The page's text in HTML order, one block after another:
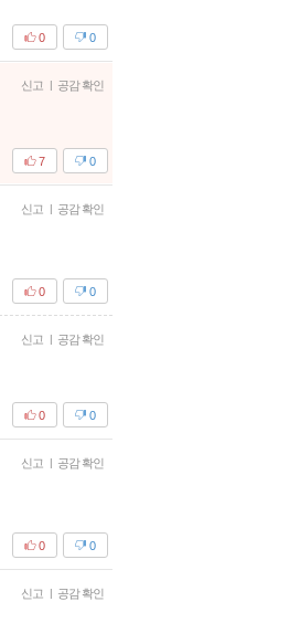
0
0
신고 | 공감 확인
0
7
신고 | 공감 확인
0
0
신고 | 공감 확인
0
0
신고 | 공감 확인
0
0
신고 | 공감 확인